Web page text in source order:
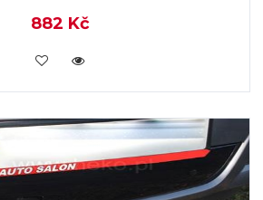
882 Kč
KOUPIT